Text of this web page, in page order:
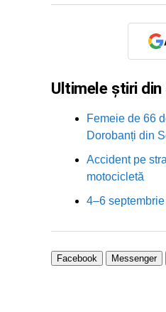
Ultimele știri din
Femeie de 66
Dorobanți din
Accident pe
motocicletă
4–6
Facebook Messenger